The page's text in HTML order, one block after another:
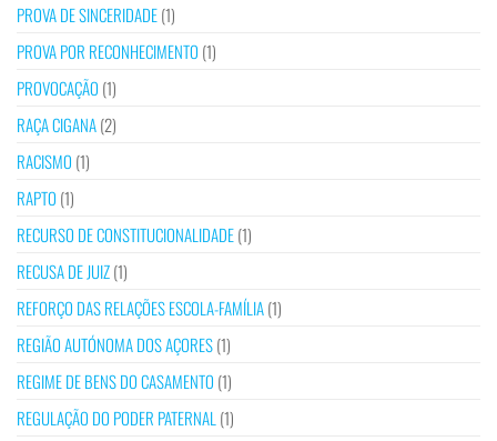
PROVA DE SINCERIDADE(1)
PROVA POR RECONHECIMENTO (1)
PROVOCAÇÃO (1)
RAÇA CIGANA(2)
RACISMO (1)
RAPTO (1)
RECURSO DE CONSTITUCIONALIDADE(1)
RECUSA DE JUIZ(1)
REFORÇO DAS RELAÇÕES ESCOLA-FAMÍLIA(1)
REGIÃO AUTÓNOMA DOS AÇORES(1)
REGIME DE BENS DO CASAMENTO (1)
REGULAÇÃO DO PODER PATERNAL (1)